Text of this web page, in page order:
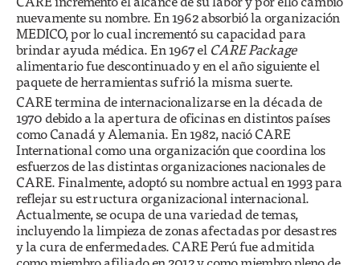
nuevamente su nombre. En 1962 absorbió la organización
MEDICO, por lo cual incrementó su capacidad para
brindar ayuda médica. En 1967 el CARE Package
alimentario fue descontinuado y en el año siguiente el
paquete de herramientas sufrió la misma suerte.
CARE termina de internacionalizarse en la década de
1970 debido a la apertura de oficinas en distintos países
como Canadá y Alemania. En 1982, nació CARE
International como una organización que coordina los
esfuerzos de las distintas organizaciones nacionales de
CARE. Finalmente, adoptó su nombre actual en 1993 para
reflejar su estructura organizacional internacional.
Actualmente, se ocupa de una variedad de temas,
incluyendo la limpieza de zonas afectadas por desastres
y la cura de enfermedades. CARE Perú fue admitida